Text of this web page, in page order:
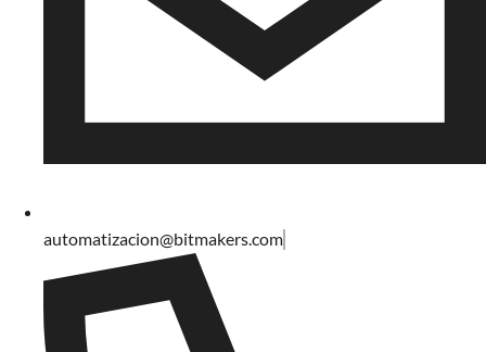
automatizacion@bitmakers.com